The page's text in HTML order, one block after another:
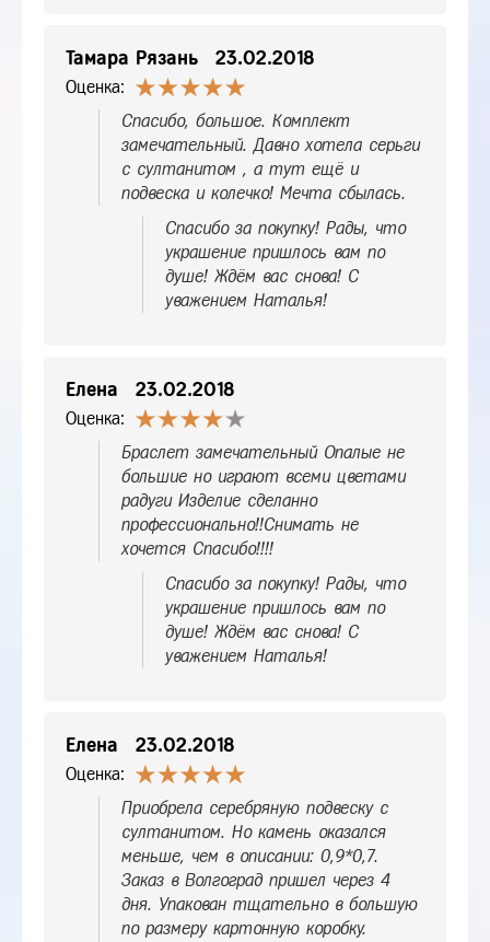
Тамара Рязань 23.02.2018
Оценка:
Спасибо, большое. Комплект
замечательный. Давно хотела серьги
с султанитом , а тут ещё и
подвеска и колечко! Мечта сбылась.
Спасибо за покупку! Рады, что
украшение пришлось вам по
душе! Ждём вас снова! С
уважением Наталья!
Елена 23.02.2018
Оценка:
Браслет замечательный Опалые не
большие но играют всеми цветами
радуги Изделие сделанно
профессионально!!Снимать не
хочется Спасибо!!!!
Спасибо за покупку! Рады, что
украшение пришлось вам по
душе! Ждём вас снова! С
уважением Наталья!
Елена 23.02.2018
Оценка:
Приобрела серебряную подвеску с
султанитом. Но камень оказался
меньше, чем в описании: 0,9*0,7.
Заказ в Волгоград пришел через 4
дня. Упакован тщательно в большую
по размеру картонную коробку.